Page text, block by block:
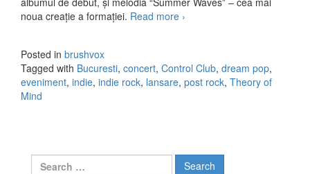
noua creație a formației. Read more Lansare Theory of Mind
›
Posted in brushvox
Tagged with Bucuresti, concert, Control Club, dream pop,
eveniment, indie, indie rock, lansare, post rock, Theory of
Mind
Search for: